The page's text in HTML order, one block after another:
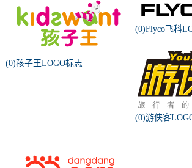
(0)孩子王LOGO标志
(0)Flyco飞科
(0)游侠客